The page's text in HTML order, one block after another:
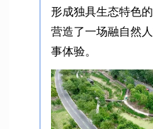
形成独具生态特色
营造了一场融自然
事体验。